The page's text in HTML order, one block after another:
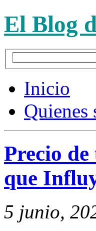
El Blog
Inicio
Quienes
Precio
que
5 junio,